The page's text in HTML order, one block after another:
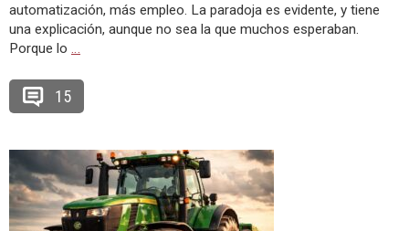
automatización, más empleo. La paradoja es evidente, y tiene
una explicación, aunque no sea la que muchos esperaban.
Porque lo …
15